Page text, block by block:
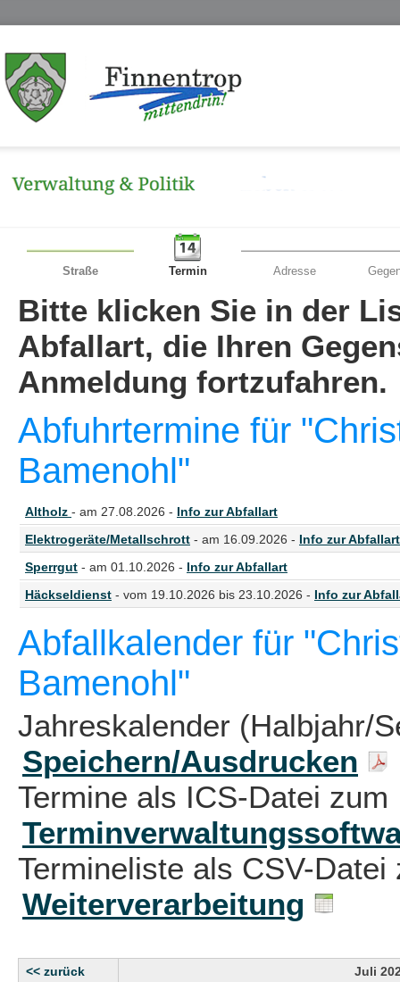
Straße Termin Adresse
Bitte klicken Sie in der
Abfallart, die Ihren
Anmeldung fortzufahren.
Abfuhrtermine für
Bamenohl"
Altholz - am 27.08.2026 - Info zur Abfallart
Elektrogeräte/Metallschrott - am 16.09.2026 - Info zur Abfallart
Sperrgut - am 01.10.2026 - Info zur Abfallart
Häckseldienst - vom 19.10.2026 bis 23.10.2026 - Info zur
Abfallkalender für
Bamenohl"
Jahreskalender (Halbjahr/
Speichern/Ausdrucken
Termine als ICS-Datei zum
Termineliste als CSV-
Weiterverarbeitung
<< zurück
Juli